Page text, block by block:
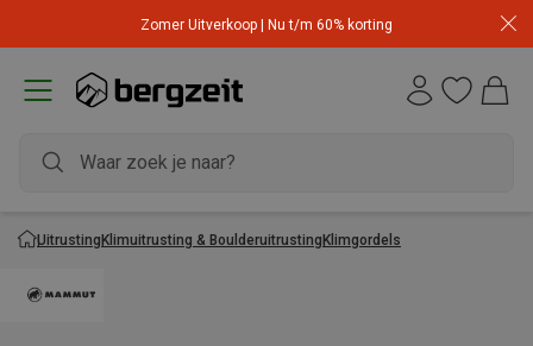
Zomer Uitverkoop | Nu t/m 60% korting
UitrustingKlimuitrusting & BoulderuitrustingKlimgordels